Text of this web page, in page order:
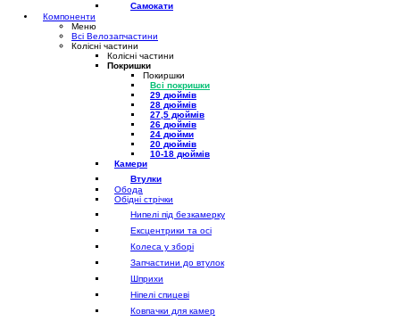
Самокати
Компоненти
Меню
Всі Велозапчастини
Колісні частини
Колісні частини
Покришки
Покиршки
Всі покришки
29 дюймів
28 дюймів
27,5 дюймів
26 дюймів
24 дюйми
20 дюймів
10-18 дюймів
Камери
Втулки
Обода
Обідні стрічки
Нипелі під безкамерку
Ексцентрики та осі
Колеса у зборі
Запчастини до втулок
Шприхи
Ніпелі спицеві
Ковпачки для камер